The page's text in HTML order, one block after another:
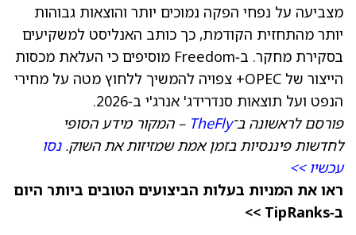
מצביעה על נפחי הפקה נמוכים יותר והוצאות גבוהות
יותר מהתחזית הקודמת, כך כותב האנליסט למשקיעים
בסקירת מחקר. ב‑Freedom מוסיפים כי העלאת מכסות
הייצור של OPEC+ צפויה להמשיך ללחוץ מטה על מחירי
הנפט ועל תוצאות סנדרידג' אנרג'י ב‑2026.
פורסם לראשונה ב־TheFly – המקור מידע הסופי
לחדשות פיננסיות בזמן אמת שמזיזות את השוק.נסו
עכשיו >>
ראו את המניות בעלות הביצועים הטובים ביותר היום
ב‑TipRanks >>